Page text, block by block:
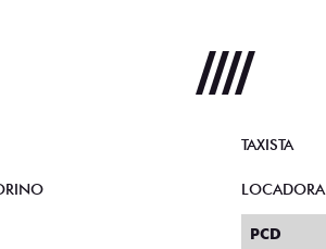
TAXISTA
LOCADORA
PCD